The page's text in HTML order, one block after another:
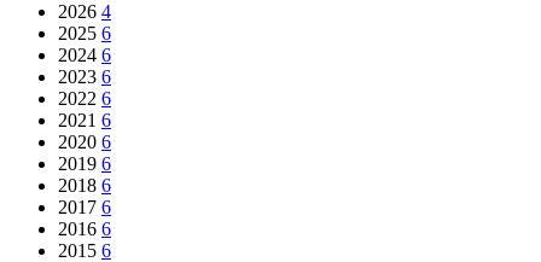
2026 4
2025 6
2024 6
2023 6
2022 6
2021 6
2020 6
2019 6
2018 6
2017 6
2016 6
2015 6